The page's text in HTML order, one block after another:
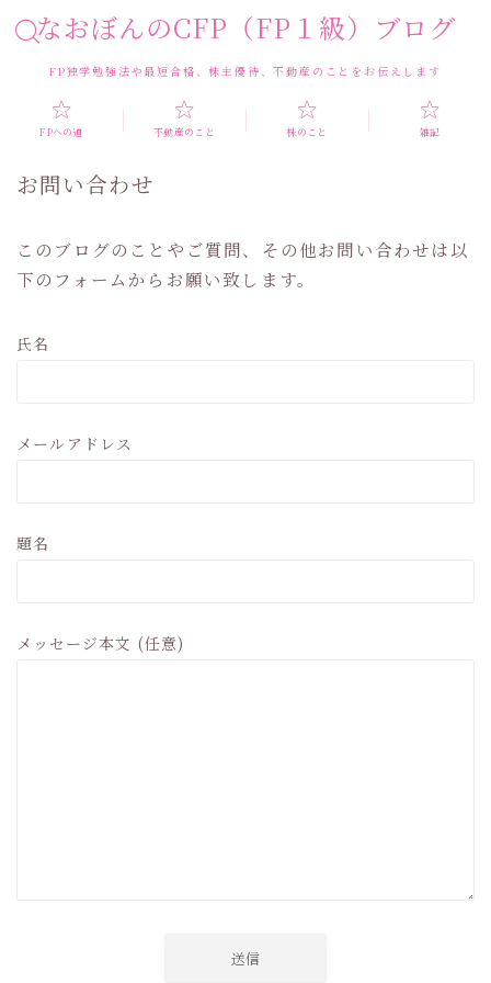
なおぼんのCFP（FP１級）ブログ
FP独学勉強法や最短合格、株主優待、不動産のことをお伝えします
FPへの道 不動産のこと 株のこと 雑記
お問い合わせ
このブログのことやご質問、その他お問い合わせは以
下のフォームからお願い致します。
氏名
メールアドレス
題名
メッセージ本文 (任意)